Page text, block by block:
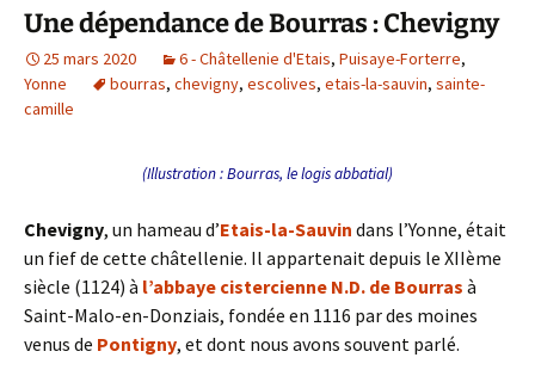
Une dépendance de Bourras : Chevigny
25 mars 2020 6 - Châtellenie d'Etais, Puisaye-Forterre,
Yonne
bourras, chevigny, escolives, etais-la-sauvin, sainte-
camille
(Illustration : Bourras, le logis abbatial)
Chevigny, un hameau d’Etais-la-Sauvin dans l’Yonne, était
un fief de cette châtellenie. Il appartenait depuis le XIIème
siècle (1124) à l’abbaye cistercienne N.D. de Bourras à
Saint-Malo-en-Donziais, fondée en 1116 par des moines
venus de Pontigny, et dont nous avons souvent parlé.